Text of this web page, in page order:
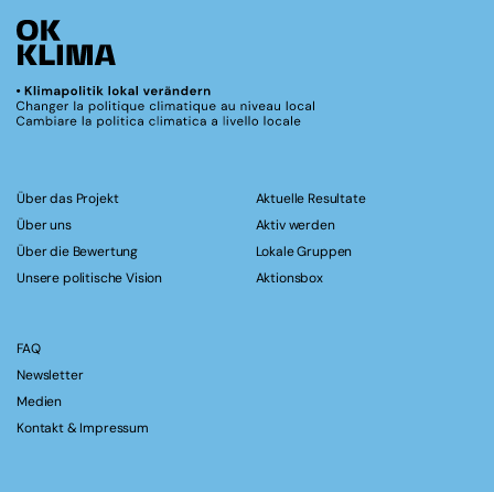
Über das Projekt
Über uns
Über die Bewertung
Unsere politische Vision
Aktuelle Resultate
Aktiv werden
Lokale Gruppen
Aktionsbox
FAQ
Newsletter
Medien
Kontakt & Impressum